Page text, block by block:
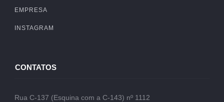
EMPRESA
INSTAGRAM
CONTATOS
Rua C-137 (Esquina com a C-143) nº 1112